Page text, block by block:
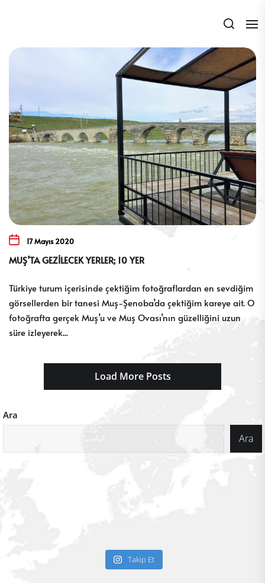
content
17 Mayıs 2020
MUŞ’TA GEZİLECEK YERLER; 10 YER
Türkiye turum içerisinde çektiğim fotoğraflardan en sevdiğim
görsellerden bir tanesi Muş-Şenoba’da çektiğim kareye ait. O
fotoğrafta gerçek Muş’u ve Muş Ovası’nın güzelliğini uzun
süre izleyerek...
Load More Posts
Ara
Ara
Takip Et